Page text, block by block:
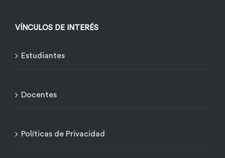
VÍNCULOS DE INTERÉS
Estudiantes
Docentes
Políticas de Privacidad